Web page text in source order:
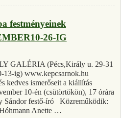
festményeinek
26-IG
GALÉRIA (Pécs,Király u. 29-31
13-ig) www.kepcsarnok.hu
kedves ismerőseit a kiállítás
10-én (csütörtökön), 17 órára
Sándor festő-író Közreműködik:
Anette …